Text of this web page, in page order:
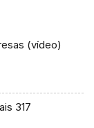
(vídeo)
317